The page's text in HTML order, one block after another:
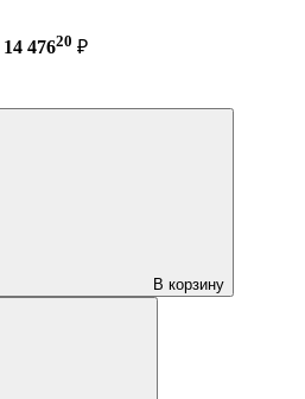
14 47620 ₽
В корзину